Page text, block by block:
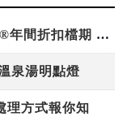
把握日本PREMIUM OUTLETS®年間折扣檔期 越買越划算
泉湯明點燈
理方式報你知